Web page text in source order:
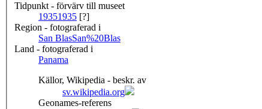
Tidpunkt - förvärv till museet
19351935 [?]
Region - fotograferad i
San BlasSan%20Blas
Land - fotograferad i
Panama
Källor, Wikipedia - beskr. av
sv.wikipedia.org
Geonames-referens